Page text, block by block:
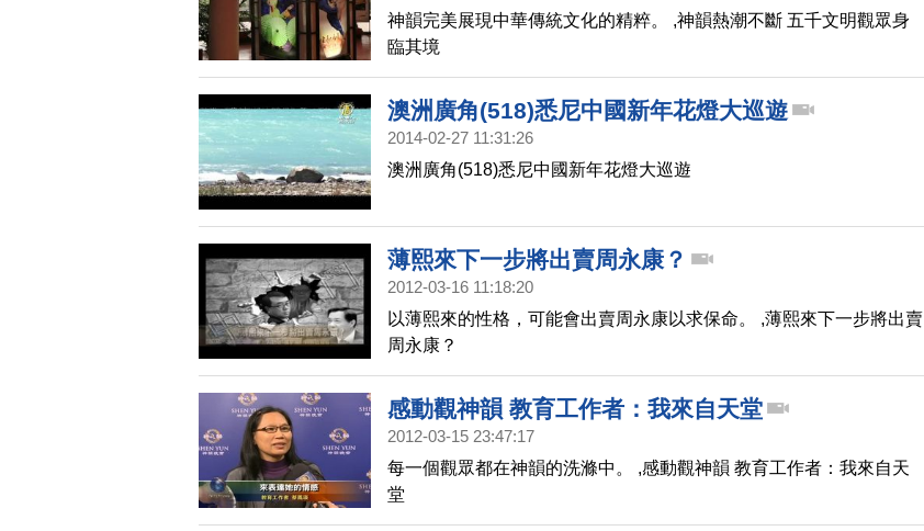
神韻完美展現中華傳統文化的精粹。 ,神韻熱潮不斷 五千文明觀眾身
臨其境
澳洲廣角(518)悉尼中國新年花燈大巡遊
2014-02-27 11:31:26
澳洲廣角(518)悉尼中國新年花燈大巡遊
薄熙來下一步將出賣周永康？
2012-03-16 11:18:20
以薄熙來的性格，可能會出賣周永康以求保命。 ,薄熙來下一步將出賣
周永康？
感動觀神韻 教育工作者：我來自天堂
2012-03-15 23:47:17
每一個觀眾都在神韻的洗滌中。 ,感動觀神韻 教育工作者：我來自天
堂